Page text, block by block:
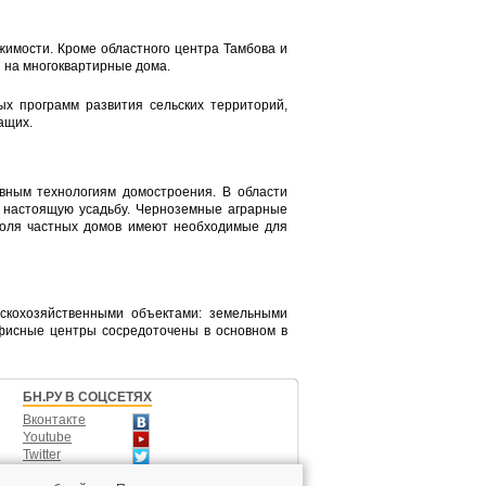
Кроме областного центра Тамбова и
многоквартирные дома.
программ развития сельских территорий,
технологиям домостроения. В области
усадьбу. Черноземные аграрные
частных домов имеют необходимые для
объектами: земельными
центры сосредоточены в основном в
БН.РУ В СОЦСЕТЯХ
Вконтакте
Youtube
Twitter